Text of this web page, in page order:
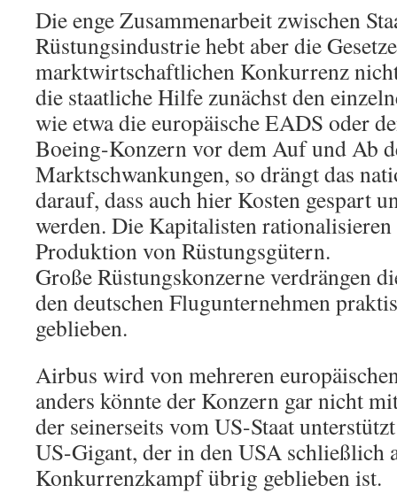
Die enge Zusammenarbeit zwischen
Rüstungsindustrie hebt aber die
marktwirtschaftlichen Konkurrenz
die staatliche Hilfe zunächst den
wie etwa die europäische EADS oder
Boeing-Konzern vor dem Auf und Ab
Marktschwankungen, so drängt das
darauf, dass auch hier Kosten gespart
werden. Die Kapitalisten rationalisieren
Produktion von Rüstungsgütern.
Große Rüstungskonzerne verdrängen
den deutschen Flugunternehmen
geblieben.
Airbus wird von mehreren
anders könnte der Konzern gar nicht
der seinerseits vom US-Staat
US-Gigant, der in den USA schließlich
Konkurrenzkampf übrig geblieben ist.